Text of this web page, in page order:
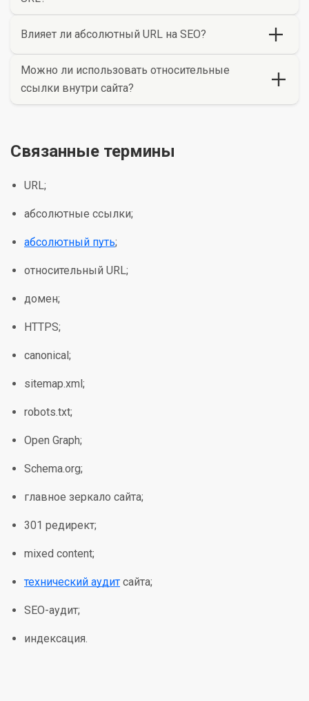
Влияет ли абсолютный URL на SEO?
Можно ли использовать относительные
ссылки внутри сайта?
Связанные термины
URL;
абсолютные ссылки;
абсолютный путь;
относительный URL;
домен;
HTTPS;
canonical;
sitemap.xml;
robots.txt;
Open Graph;
Schema.org;
главное зеркало сайта;
301 редирект;
mixed content;
технический аудит сайта;
SEO-аудит;
индексация.